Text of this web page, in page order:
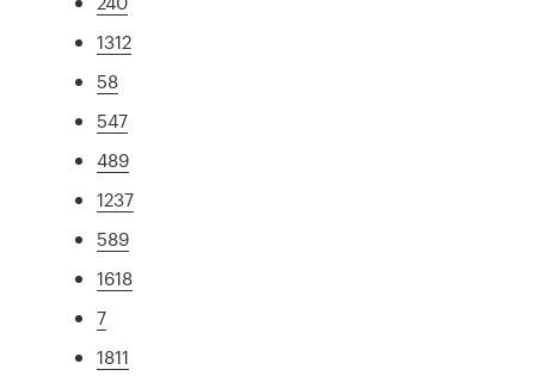
1312
58
547
489
1237
589
1618
7
1811